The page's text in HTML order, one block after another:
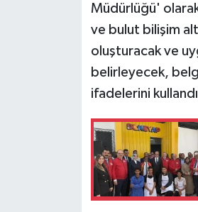
Müdürlüğü'
ve bulut bilişim
oluşturacak ve
belirleyecek,
ifadelerini